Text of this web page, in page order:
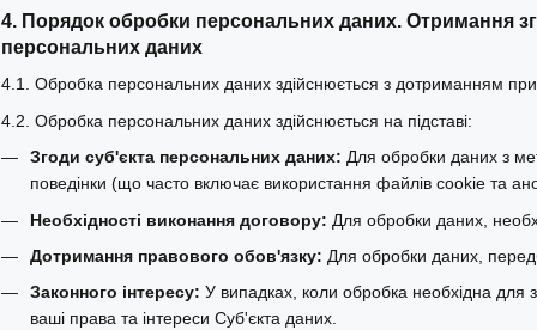
4. Порядок обробки персональних даних. Отримання
персональних даних
4.1. Обробка персональних даних здійснюється з дотриманням
4.2. Обробка персональних даних здійснюється на підставі:
Згоди суб'єкта персональних даних: Для обробки даних з
поведінки (що часто включає використання файлів cookie та
Необхідності виконання договору: Для обробки даних,
Дотримання правового обов'язку: Для обробки даних,
Законного інтересу: У випадках, коли обробка необхідна для
ваші права та інтереси Суб'єкта даних.